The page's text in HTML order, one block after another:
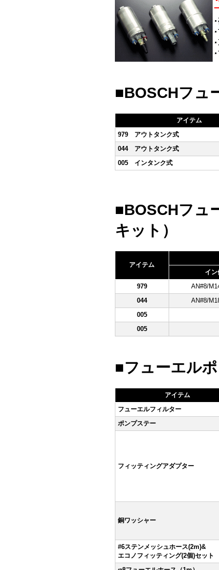
■BOSCHフュ
アイテム
979 アウトタンク式
044 アウトタンク式
005 インタンク式
■BOSCHフュ
キット）
アイテム
イン
979
AN#8/
044
AN#8/
005
005
■フューエル
アイテム
フューエルフィルター
ポンプステー
フィッティングアダプター
銅ワッシャー
#6ステンメッシュホース(2m)&
エコノフィッティング(2個)セット